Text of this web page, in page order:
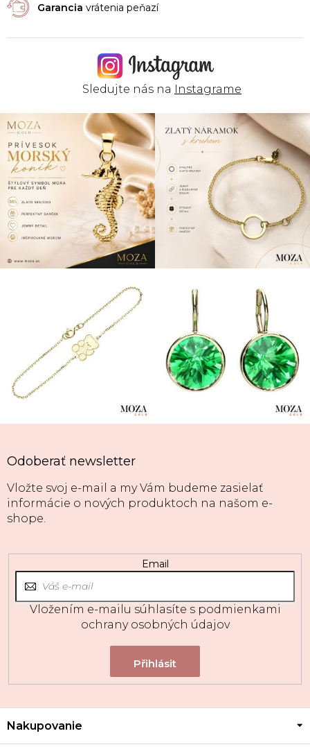
Garancia vrátenia peňazí
Sledujte nás na Instagrame
Odoberať newsletter
Vložte svoj e-mail a my Vám budeme zasielať
informácie o nových produktoch na našom e-
shope.
Email
Vložením e-mailu súhlasíte s podmienkami
ochrany osobných údajov
Z
Nakupovanie